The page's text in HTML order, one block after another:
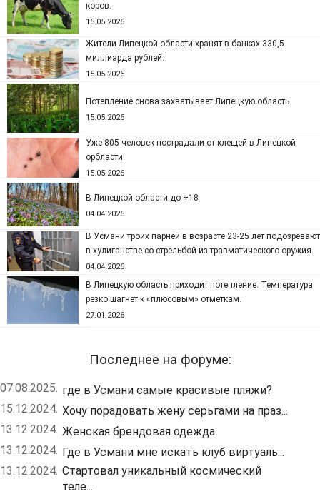
коров.
15.05.2026
Жители Липецкой области хранят в банках 330,5
миллиарда рублей.
15.05.2026
Потепление снова захватывает Липецкую область.
15.05.2026
Уже 805 человек пострадали от клещей в Липецкой
орбласти.
15.05.2026
В Липецкой области до +18
04.04.2026
В Усмани троих парней в возрасте 23-25 лет подозревают
в хулиганстве со стрельбой из травматического оружия.
04.04.2026
В Липецкую область приходит потепление. Температура
резко шагнет к «плюсовым» отметкам.
27.01.2026
Последнее на форуме:
07.08.2025. где в Усмани самые красивые пляжи?
15.12.2024. Хочу порадовать жену серьгами на праз...
13.12.2024. Женская брендовая одежда
13.12.2024. Где в Усмани мне искать клуб виртуаль...
13.12.2024. Стартовал уникальный космический
теле...